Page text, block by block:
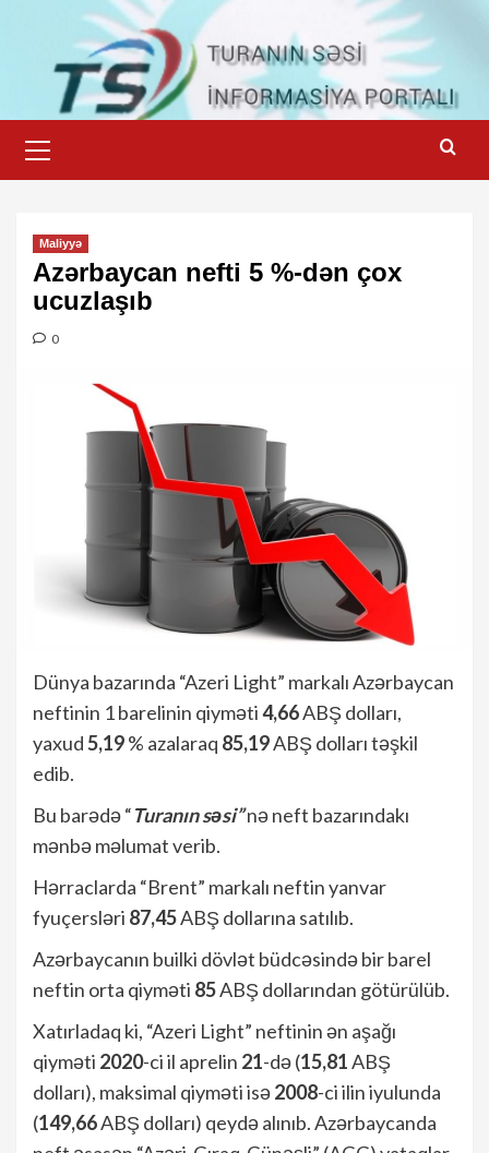
content
Menu
Maliyyə
Azərbaycan nefti 5 %-dən çox
ucuzlaşıb
0
Dünya bazarında “Azeri Light” markalı Azərbaycan
neftinin 1 barelinin qiyməti4,66ABŞ dolları,
yaxud5,19% azalaraq 85,19ABŞ dolları təşkil
edib.
Bu barədə “Turanın səsi”nə neft bazarındakı
mənbə məlumat verib.
Hərraclarda “Brent” markalı neftin yanvar
fyuçersləri 87,45ABŞ dollarına satılıb.
Azərbaycanın builki dövlət büdcəsində bir barel
neftin orta qiyməti 85ABŞ dollarından götürülüb.
Xatırladaq ki, “Azeri Light” neftinin ən aşağı
qiyməti 2020-ci il aprelin 21-də (15,81ABŞ
dolları), maksimal qiyməti isə2008-ci ilin iyulunda
(149,66ABŞ dolları) qeydə alınıb. Azərbaycanda